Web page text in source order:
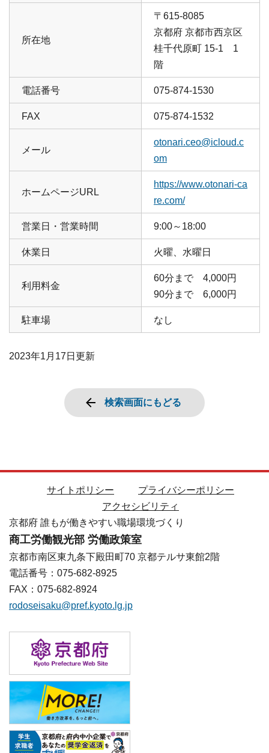
所在地
〒615-8085
京都府 京都市西京区
桂千代原町 15-1 1
階
電話番号 075-874-1530
FAX 075-874-1532
メール
otonari.ceo@icloud.c
om
ホームページURL
https://www.otonari-ca
re.com/
営業日・営業時間 9:00～18:00
休業日 火曜、水曜日
利用料金
60分まで 4,000円
90分まで 6,000円
駐車場 なし
2023年1月17日 更新
検索画面にもどる
サイトポリシー
プライバシーポリシー
アクセシビリティ
京都府 誰もが働きやすい職場環境づくり
商工労働観光部 労働政策室
京都市南区東九条下殿田町70 京都テルサ東館2階
電話番号：075-682-8925
FAX：075-682-8924
rodoseisaku@pref.kyoto.lg.jp